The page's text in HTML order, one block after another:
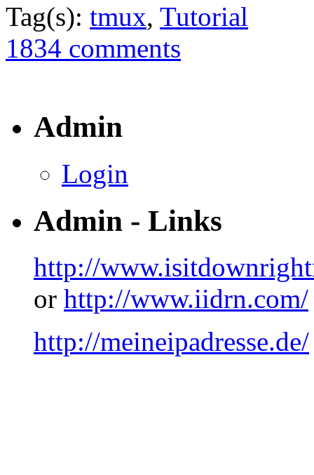
Tag(s): tmux, Tutorial
1834 comments
Admin
Login
Admin - Links
http://
or http://www.iidrn.com/
http://meineipadresse.de/